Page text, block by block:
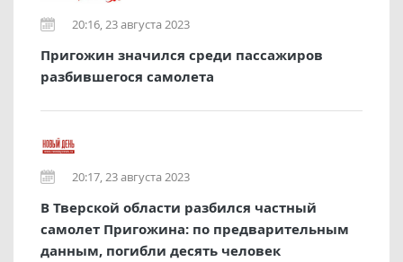
20:16, 23 августа 2023
Пригожин значился среди пассажиров
разбившегося самолета
20:17, 23 августа 2023
В Тверской области разбился частный
самолет Пригожина: по предварительным
данным, погибли десять человек